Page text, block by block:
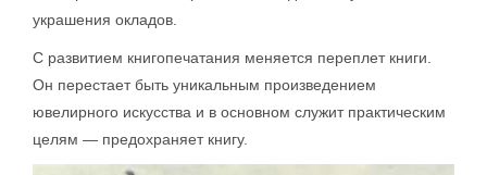
украшения окладов.
С развитием книгопечатания меняется переплет книги.
Он перестает быть уникальным произведением
ювелирного искусства и в основном служит практическим
целям — предохраняет книгу.